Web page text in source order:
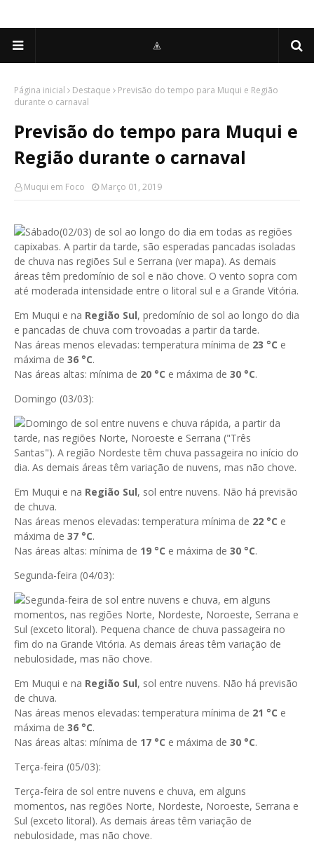
Página inicial Destaque
Previsão do tempo para Muqui e Região
durante o carnaval
Previsão do tempo para Muqui e
Região durante o carnaval
Muqui em Foco Março 01, 2019
Sábado(02/03) de sol ao longo do dia em todas as regiões
capixabas. A partir da tarde, são esperadas pancadas isoladas
de chuva nas regiões Sul e Serrana (ver mapa). As demais
áreas têm predomínio de sol e não chove. O vento sopra com
até moderada intensidade entre o litoral sul e a Grande Vitória.
Em Muqui e na Região Sul, predomínio de sol ao longo do dia
e pancadas de chuva com trovoadas a partir da tarde.
Nas áreas menos elevadas: temperatura mínima de 23 °C e
máxima de 36 °C.
Nas áreas altas: mínima de 20 °C e máxima de 30 °C.
Domingo (03/03):
Domingo de sol entre nuvens e chuva rápida, a partir da
tarde, nas regiões Norte, Noroeste e Serrana ("Três
Santas"). A região Nordeste têm chuva passageira no início do
dia. As demais áreas têm variação de nuvens, mas não chove.
Em Muqui e na Região Sul, sol entre nuvens. Não há previsão
de chuva.
Nas áreas menos elevadas: temperatura mínima de 22 °C e
máxima de 37 °C.
Nas áreas altas: mínima de 19 °C e máxima de 30 °C.
Segunda-feira (04/03):
Segunda-feira de sol entre nuvens e chuva, em alguns
momentos, nas regiões Norte, Nordeste, Noroeste, Serrana e
Sul (exceto litoral). Pequena chance de chuva passageira no
fim do na Grande Vitória. As demais áreas têm variação de
nebulosidade, mas não chove.
Em Muqui e na Região Sul, sol entre nuvens. Não há previsão
de chuva.
Nas áreas menos elevadas: temperatura mínima de 21 °C e
máxima de 36 °C.
Nas áreas altas: mínima de 17 °C e máxima de 30 °C.
Terça-feira (05/03):
Terça-feira de sol entre nuvens e chuva, em alguns
momentos, nas regiões Norte, Nordeste, Noroeste, Serrana e
Sul (exceto litoral). As demais áreas têm variação de
nebulosidade, mas não chove.